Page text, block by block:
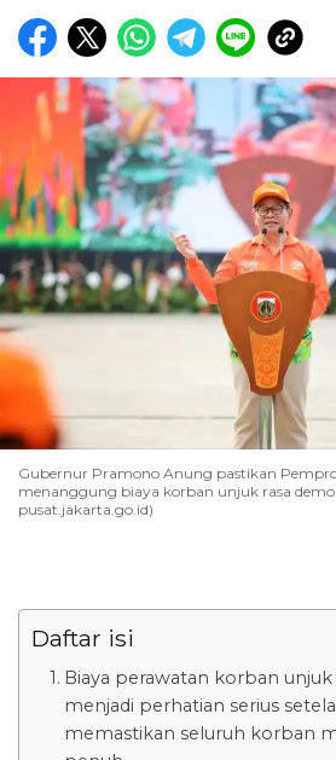
Gubernur Pramono Anung pastikan
menanggung biaya korban unjuk rasa demo
pusat.jakarta.go.id)
Daftar isi
Biaya perawatan korban unjuk
menjadi perhatian serius
memastikan seluruh korban